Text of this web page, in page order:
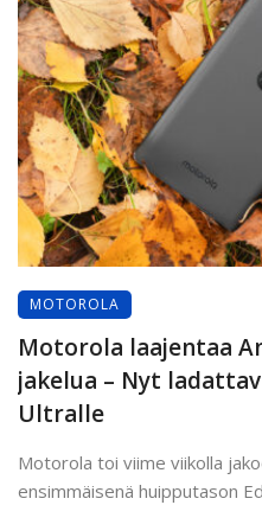
MOTOROLA
Motorola laajentaa
jakelua – Nyt
Ultralle
Motorola toi viime viikolla
ensimmäisenä huipputason